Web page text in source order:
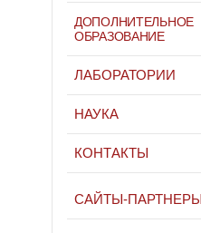
ДОПОЛНИТЕЛЬНОЕ
ОБРАЗОВАНИЕ
ЛАБОРАТОРИИ
НАУКА
КОНТАКТЫ
САЙТЫ-ПАРТНЕРЫ